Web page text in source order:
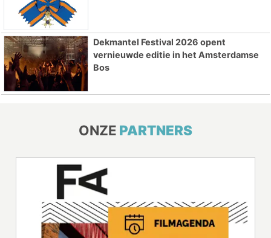
Dekmantel Festival 2026 opent
vernieuwde editie in het Amsterdamse
Bos
ONZE PARTNERS